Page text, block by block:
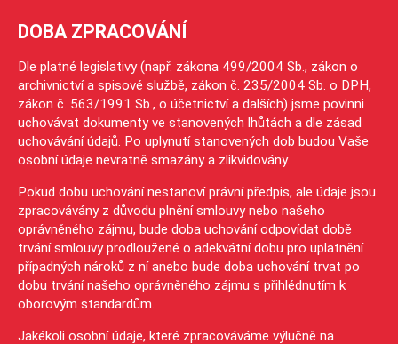
DOBA ZPRACOVÁNÍ
Dle platné legislativy (např. zákona 499/2004 Sb., zákon o
archivnictví a spisové službě, zákon č. 235/2004 Sb. o DPH,
zákon č. 563/1991 Sb., o účetnictví a dalších) jsme povinni
uchovávat dokumenty ve stanovených lhůtách a dle zásad
uchovávání údajů. Po uplynutí stanovených dob budou Vaše
osobní údaje nevratně smazány a zlikvidovány.
Pokud dobu uchování nestanoví právní předpis, ale údaje jsou
zpracovávány z důvodu plnění smlouvy nebo našeho
oprávněného zájmu, bude doba uchování odpovídat době
trvání smlouvy prodloužené o adekvátní dobu pro uplatnění
případných nároků z ní anebo bude doba uchování trvat po
dobu trvání našeho oprávněného zájmu s přihlédnutím k
oborovým standardům.
Jakékoli osobní údaje, které zpracováváme výlučně na